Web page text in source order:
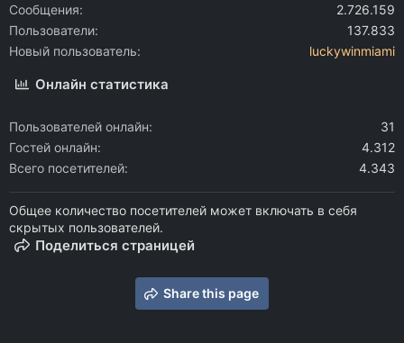
Сообщения
2.726.159
Пользователи
137.833
Новый пользователь
luckywinmiami
Онлайн статистика
Пользователей онлайн
31
Гостей онлайн
4.312
Всего посетителей
4.343
Общее количество посетителей может включать в себя
скрытых пользователей.
Поделиться страницей
Share this page